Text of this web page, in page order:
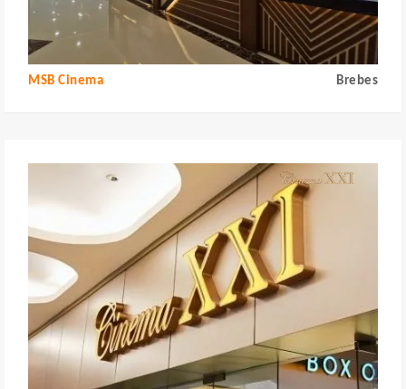
MSB Cinema Brebes